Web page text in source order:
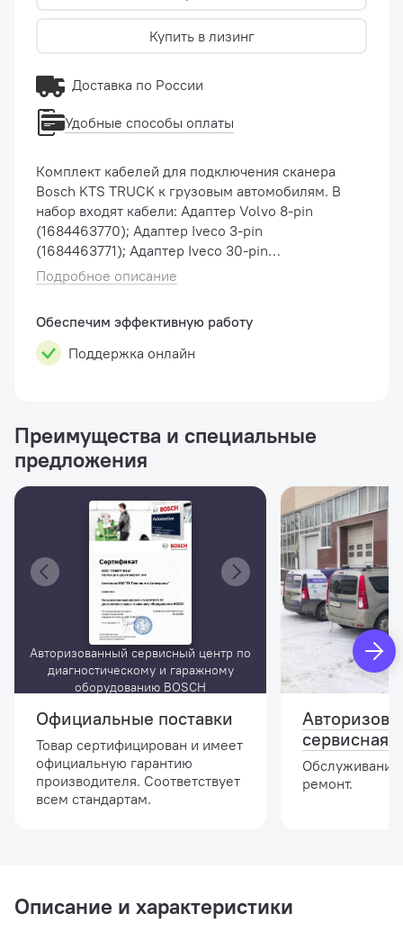
Комплект кабелей для подключения сканера
Bosch KTS TRUCK к грузовым автомобилям. В
набор входят кабели: Адаптер Volvo 8-pin
(1684463770); Адаптер Iveco 3-pin
(1684463771); Адаптер Iveco 30-pin
(1684463774); Адаптер Mercedes 14-pin
(1684463772); Адаптер Scania 16-pin
(1684463773); Адаптер MAN TG 4-pin
(1684463775); А...
Подробное описание
Обеспечим эффективную работу
Поддержка онлайн
Купить в лизинг
Доставка по России
Удобные способы оплаты
Преимущества и специальные
предложения
Авторизованный сервисный центр по
диагностическому и гаражному
оборудованию BOSCH
Официальные поставки
Товар сертифицирован и имеет
официальную гарантию
производителя. Соответствует
всем стандартам.
сервисная
ремонт.
Описание и характеристики